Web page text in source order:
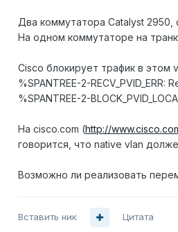
Два коммутатора Catalyst
На одном коммутаторе на
Cisco блокирует трафик в этом
%SPANTREE-2-
%SPANTREE-2-
На cisco.com (http://
говорится, что native vlan
Возможно ли реализовать
Вставить ник Цитата